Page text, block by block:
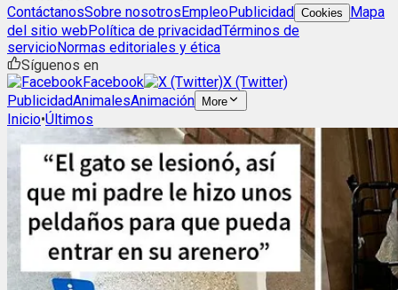
ContáctanosSobre nosotrosEmpleoPublicidad Cookies
Mapa
del sitio webPolítica de privacidadTérminos de
servicioNormas editoriales y ética
Síguenos en
Facebook
X (Twitter)
PublicidadAnimalesAnimación More
Inicio•Últimos